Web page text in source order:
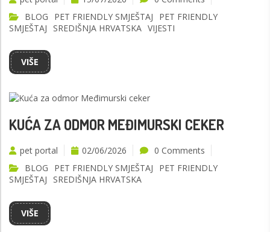
BLOG
PET FRIENDLY SMJEŠTAJ
PET FRIENDLY
SMJEŠTAJ
SREDIŠNJA HRVATSKA VIJESTI
VIŠE
KUĆA ZA ODMOR MEĐIMURSKI CEKER
pet portal 02/06/2026
0 Comments
BLOG
PET FRIENDLY SMJEŠTAJ
PET FRIENDLY
SMJEŠTAJ
SREDIŠNJA HRVATSKA
VIŠE